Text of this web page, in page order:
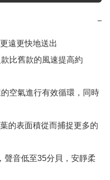
−
遠更快地送出
比舊款的風速提高約
空氣進行有效循環，同時
的表面積從而捕捉更多的
聲音低至35分貝，安靜柔